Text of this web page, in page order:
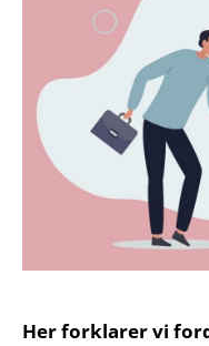
Her forklarer vi